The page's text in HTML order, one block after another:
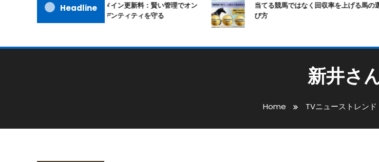
Headline
ムームードメイン更新料：賢い管理でオン
ラインアイデンティティを守る
当てる競馬ではなく回収率を上げる馬の選
び方
新井さ
Home TVニューストレンド